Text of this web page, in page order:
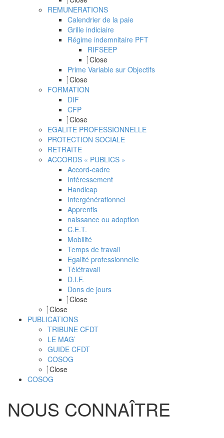
REMUNERATIONS
Calendrier de la paie
Grille indiciaire
Régime indemnitaire PFT
RIFSEEP
Close
Prime Variable sur Objectifs
Close
FORMATION
DIF
CFP
Close
EGALITE PROFESSIONNELLE
PROTECTION SOCIALE
RETRAITE
ACCORDS « PUBLICS »
Accord-cadre
Intéressement
Handicap
Intergénérationnel
Apprentis
naissance ou adoption
C.E.T.
Mobilité
Temps de travail
Egalité professionnelle
Télétravail
D.I.F.
Dons de jours
Close
Close
PUBLICATIONS
TRIBUNE CFDT
LE MAG’
GUIDE CFDT
COSOG
Close
COSOG
NOUS CONNAÎTRE